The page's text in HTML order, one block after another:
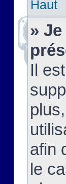
Haut
»
Il
afin
le